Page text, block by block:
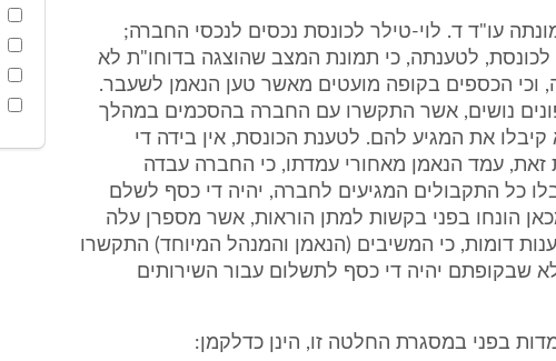
עו"ד ד. לוי-טילר לכונסת נכסים לנכסי החברה;
לכונסת, לטענתה, כי תמונת המצב שהוצגה בדוחו"ת לא
וכי הכספים בקופה מועטים מאשר טען הנאמן לשעבר.
נושים, אשר התקשרו עם החברה בהסכמים במהלך
את המגיע להם. לטענת הכונסת, אין בידה די
עמד הנאמן מאחורי עמדתו, כי החברה עבדה
כל התקבולים המגיעים לחברה, יהיה די כסף לשלם
הונחו בפני בקשות למתן הוראות, אשר מספרן עלה
עולות טענות דומות, כי המשיבים (הנאמן והמנהל המיוחד) התקשרו
שבקופתם יהיה די כסף לתשלום עבור השירותים
בפני במסגרת החלטה זו, הינן כדלקמן: